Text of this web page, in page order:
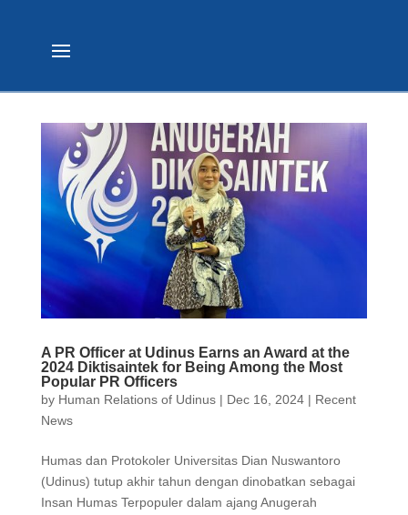
A PR Officer at Udinus Earns an Award at the
2024 Diktisaintek for Being Among the Most
Popular PR Officers
by Human Relations of Udinus| Dec 16, 2024| Recent
News
Humas dan Protokoler Universitas Dian Nuswantoro
(Udinus) tutup akhir tahun dengan dinobatkan sebagai
Insan Humas Terpopuler dalam ajang Anugerah